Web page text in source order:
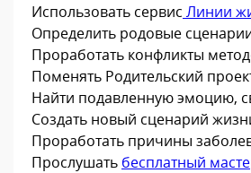
Использовать сервис Линии
Определить родовые
Проработать конфликты
Поменять Родительский
Найти подавленную эмоцию,
Создать новый сценарий
Проработать причины
Прослушать бесплатный